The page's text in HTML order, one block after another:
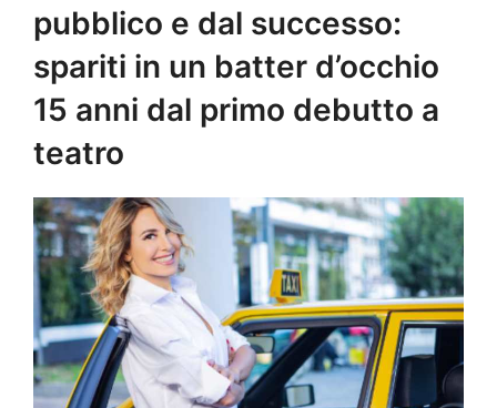
pubblico e dal successo:
spariti in un batter d’occhio
15 anni dal primo debutto a
teatro